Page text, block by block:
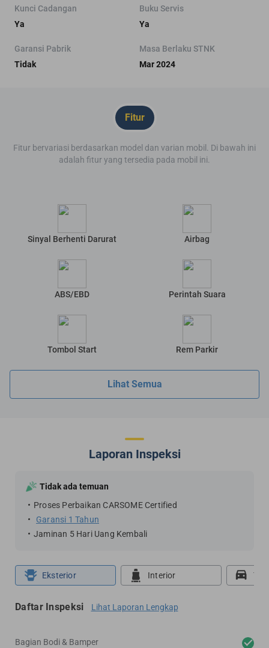
Kunci Cadangan
Ya
Buku Servis
Ya
Garansi Pabrik
Tidak
Masa Berlaku STNK
Mar 2024
Fitur
Fitur bervariasi berdasarkan model dan varian mobil. Di bawah ini
adalah fitur yang tersedia pada mobil ini.
Sinyal Berhenti Darurat Airbag
ABS/EBD Perintah Suara
Tombol Start Rem Parkir
Lihat Semua
Laporan Inspeksi
Tidak ada temuan
Proses Perbaikan CARSOME Certified
Garansi 1 Tahun
Jaminan 5 Hari Uang Kembali
Eksterior Interior
Daftar Inspeksi Lihat Laporan Lengkap
Bagian Bodi & Bamper